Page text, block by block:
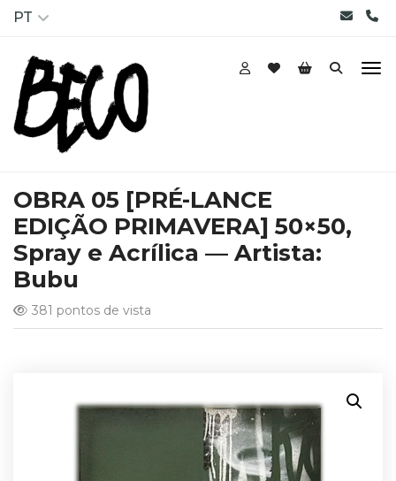
PT
OBRA 05 [PRÉ-LANCE
EDIÇÃO PRIMAVERA] 50×50,
Spray e Acrílica — Artista:
Bubu
381 pontos de vista